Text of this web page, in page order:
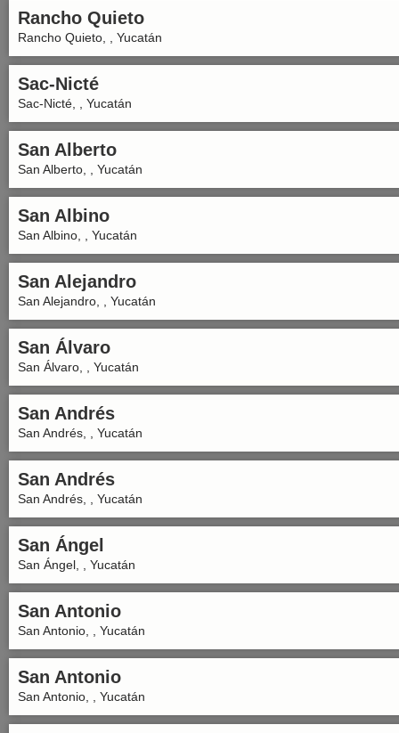
Rancho Quieto
Rancho Quieto, , Yucatán
Sac-Nicté
Sac-Nicté, , Yucatán
San Alberto
San Alberto, , Yucatán
San Albino
San Albino, , Yucatán
San Alejandro
San Alejandro, , Yucatán
San Álvaro
San Álvaro, , Yucatán
San Andrés
San Andrés, , Yucatán
San Andrés
San Andrés, , Yucatán
San Ángel
San Ángel, , Yucatán
San Antonio
San Antonio, , Yucatán
San Antonio
San Antonio, , Yucatán